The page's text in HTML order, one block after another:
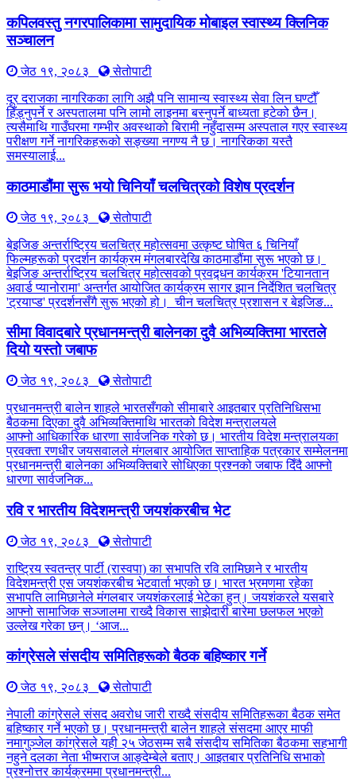
कपिलवस्तु नगरपालिकामा सामुदायिक मोबाइल स्वास्थ्य क्लिनिक
सञ्चालन
जेठ १९, २०८३
सेतोपाटी
दूर दराजका नागरिकका लागि अझै पनि सामान्य स्वास्थ्य सेवा लिन घण्टौँ
हिँड्नुपर्ने र अस्पतालमा पनि लामो लाइनमा बस्नुपर्ने बाध्यता हटेको छैन।
त्यसैमाथि गाउँघरमा गम्भीर अवस्थाको बिरामी नहुँदासम्म अस्पताल गएर स्वास्थ्य
परीक्षण गर्ने नागरिकहरूको सङ्ख्या नगण्य नै छ। नागरिकका यस्तै
समस्यालाई...
काठमाडौंमा सुरू भयो चिनियाँ चलचित्रको विशेष प्रदर्शन
जेठ १९, २०८३
सेतोपाटी
बेइजिङ अन्तर्राष्ट्रिय चलचित्र महोत्सवमा उत्कृष्ट घोषित ६ चिनियाँ
फिल्महरूको प्रदर्शन कार्यक्रम मंगलबारदेखि काठमाडौंमा सुरू भएको छ।
बेइजिङ अन्तर्राष्ट्रिय चलचित्र महोत्सवको प्रवद्र्धन कार्यक्रम 'टियानतान
अवार्ड प्यानोरामा' अन्तर्गत आयोजित कार्यक्रम सागर झान निर्देशित चलचित्र
'ट्रयाप्ड' प्रदर्शनसँगै सुरू भएको हो। चीन चलचित्र प्रशासन र बेइजिङ...
सीमा विवादबारे प्रधानमन्त्री बालेनका दुवै अभिव्यक्तिमा भारतले
दियो यस्तो जबाफ
जेठ १९, २०८३
सेतोपाटी
प्रधानमन्त्री बालेन शाहले भारतसँगको सीमाबारे आइतबार प्रतिनिधिसभा
बैठकमा दिएका दुवै अभिव्यक्तिमाथि भारतको विदेश मन्त्रालयले
आफ्नो आधिकारिक धारणा सार्वजनिक गरेको छ। भारतीय विदेश मन्त्रालयका
प्रवक्ता रणधीर जयसवालले मंगलबार आयोजित साप्ताहिक पत्रकार सम्मेलनमा
प्रधानमन्त्री बालेनका अभिव्यक्तिबारे सोधिएका प्रश्नको जबाफ दिँदै आफ्नो
धारणा सार्वजनिक...
रवि र भारतीय विदेशमन्त्री जयशंकरबीच भेट
जेठ १९, २०८३
सेतोपाटी
राष्ट्रिय स्वतन्त्र पार्टी (रास्वपा) का सभापति रवि लामिछाने र भारतीय
विदेशमन्त्री एस जयशंकरबीच भेटवार्ता भएको छ। भारत भ्रमणमा रहेका
सभापति लामिछानेले मंगलबार जयशंकरलाई भेटेका हुन्। जयशंकरले यसबारे
आफ्नो सामाजिक सञ्जालमा राख्दै विकास साझेदारी बारेमा छलफल भएको
उल्लेख गरेका छन्। ‘आज...
कांग्रेसले संसदीय समितिहरूकाे बैठक बहिष्कार गर्ने
जेठ १९, २०८३
सेतोपाटी
नेपाली कांग्रेसले संसद अवरोध जारी राख्दै संसदीय समितिहरूका बैठक समेत
बहिष्कार गर्ने भएको छ। प्रधानमन्त्री बालेन शाहले संसदमा आएर माफी
नमागुञ्जेल कांग्रेसले यही २५ जेठसम्म सबै संसदीय समितिका बैठकमा सहभागी
नहुने दलका नेता भीष्मराज आङ्देम्बेले बताए। आइतबार प्रतिनिधि सभाको
प्रश्नोत्तर कार्यक्रममा प्रधानमन्त्री...